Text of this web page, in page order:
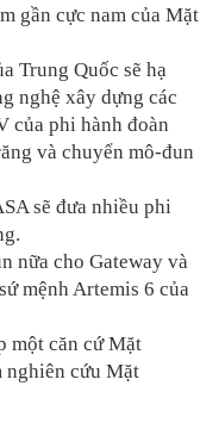
gần cực nam của Mặt
Trung Quốc sẽ hạ
nghệ xây dựng các
của phi hành đoàn
và chuyển mô-đun
sẽ đưa nhiều phi
.
nữa cho Gateway và
mệnh Artemis 6 của
một căn cứ Mặt
nghiên cứu Mặt